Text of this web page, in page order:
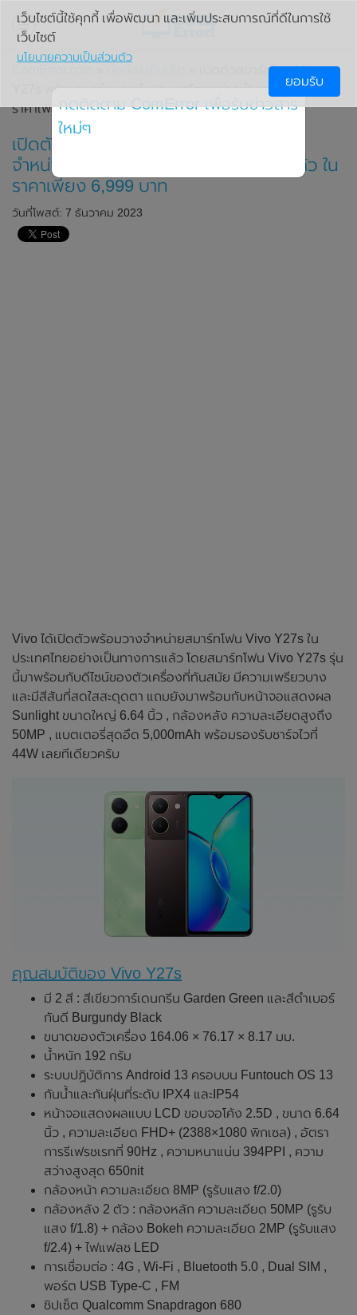
» เปิดตัวสมาร์ทโฟน Vivo
Y27s พร้อมวางจำหน่ายในประเทศไทยอย่างเป็นทางการแล้ว ใน
ราคาเพียง 6,999 บาท
เปิดตัวสมาร์ทโฟน Vivo Y27s พร้อมวาง
จำหน่ายในประเทศไทยอย่างเป็นทางการแล้ว ใน
ราคาเพียง 6,999 บาท
วันที่โพสต์: 7 ธันวาคม 2023
Vivo ได้เปิดตัวพร้อมวางจำหน่ายสมาร์ทโฟน Vivo Y27s ใน
ประเทศไทยอย่างเป็นทางการแล้ว โดยสมาร์ทโฟน Vivo Y27s รุ่น
นี้มาพร้อมกับดีไซน์ของตัวเครื่องที่ทันสมัย มีความเพรียวบาง
และมีสีสันที่สดใสสะดุดตา แถมยังมาพร้อมกับหน้าจอแสดงผล
Sunlight ขนาดใหญ่ 6.64 นิ้ว , กล้องหลัง ความละเอียดสูงถึง
50MP , แบตเตอรี่สุดอึด 5,000mAh พร้อมรองรับชาร์จไวที่
44W เลยทีเดียวครับ
คุณสมบัติของ Vivo Y27s
มี 2 สี : สีเขียวการ์เดนกรีน Garden Green และสีดำเบอร์
กันดี Burgundy Black
ขนาดของตัวเครื่อง 164.06 × 76.17 × 8.17 มม.
น้ำหนัก 192 กรัม
ระบบปฏิบัติการ Android 13 ครอบบน Funtouch OS 13
กันน้ำและกันฝุ่นที่ระดับ IPX4 และIP54
หน้าจอแสดงผลแบบ LCD ขอบจอโค้ง 2.5D , ขนาด 6.64
นิ้ว , ความละเอียด FHD+ (2388×1080 พิกเซล) , อัตรา
การรีเฟรชเรทที่ 90Hz , ความหนาแน่น 394PPI , ความ
สว่างสูงสุด 650nit
กล้องหน้า ความละเอียด 8MP (รูรับแสง f/2.0)
กล้องหลัง 2 ตัว : กล้องหลัก ความละเอียด 50MP (รูรับ
แสง f/1.8) + กล้อง Bokeh ความละเอียด 2MP (รูรับแสง
f/2.4) + ไฟแฟลช LED
การเชื่อมต่อ : 4G , Wi-Fi , Bluetooth 5.0 , Dual SIM ,
พอร์ต USB Type-C , FM
ชิปเซ็ต Qualcomm Snapdragon 680
เว็บไซต์นี้ใช้คุกกี้ เพื่อพัฒนา และเพิ่มประสบการณ์ที่ดีในการใช้
เว็บไซต์
นโยบายความเป็นส่วนตัว
ยอมรับ
กดติดตาม ComError เพื่อรับข่าวสาร
ใหม่ๆ